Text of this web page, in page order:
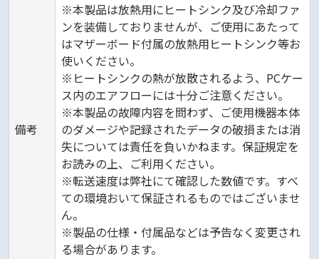
備考
※本製品は放熱用にヒートシンク及び冷却ファ
ンを装備しておりませんが、ご使用にあたって
はマザーボード付属の放熱用ヒートシンク等お
使いください。
※ヒートシンクの熱が放散されるよう、PCケー
ス内のエアフローには十分ご注意ください。
※本製品の故障内容を問わず、ご使用機器本体
のダメージや記録されたデータの破損または消
失については責任を負いかねます。保証規定を
お読みの上、ご利用ください。
※転送速度は弊社にて確認した数値です。すべ
ての環境おいて保証されるものではございませ
ん。
※製品の仕様・付属品などは予告なく変更され
る場合があります。